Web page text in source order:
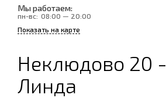
Мы работаем:
пн-вс: 08:00 — 20:00
Показать на карте
Неклюдово 20 -
Линда